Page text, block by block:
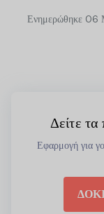
Ενημερώθηκε 06
Δείτε
Εφαρμογή για